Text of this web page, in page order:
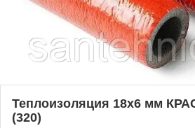
Теплоизоляция 18х6 мм
(320)